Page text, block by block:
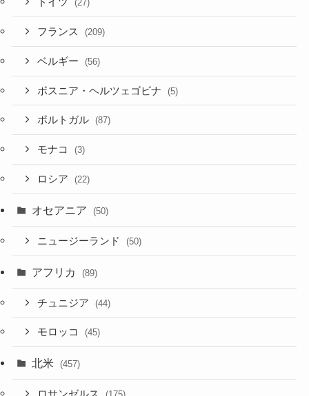
ドイツ (27)
フランス (209)
ベルギー (56)
ボスニア・ヘルツェゴビナ (5)
ポルトガル (87)
モナコ (3)
ロシア (22)
オセアニア (50)
ニュージーランド (50)
アフリカ (89)
チュニジア (44)
モロッコ (45)
北米 (457)